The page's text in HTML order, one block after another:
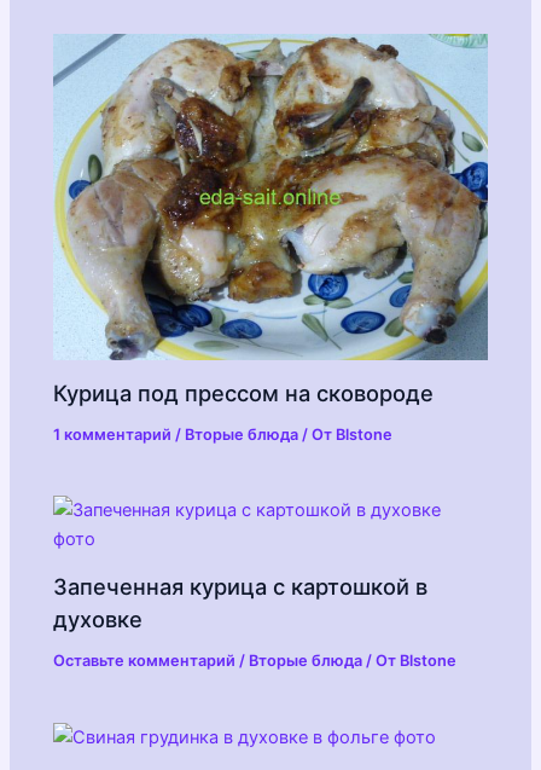
Курица под прессом на сковороде
1 комментарий / Вторые блюда / От Blstone
Запеченная курица с картошкой в
духовке
Оставьте комментарий / Вторые блюда / От Blstone